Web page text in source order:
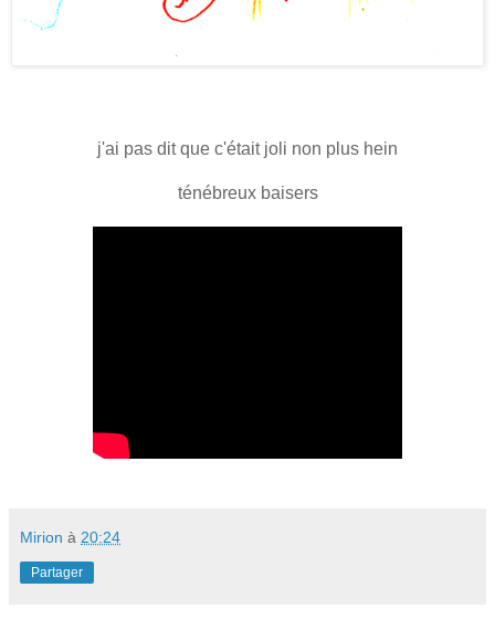
j'ai pas dit que c'était joli non plus hein
ténébreux baisers
Mirion à 20:24
Partager